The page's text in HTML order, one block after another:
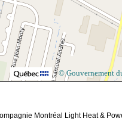
© Gouvernement
Montréal Light Heat &